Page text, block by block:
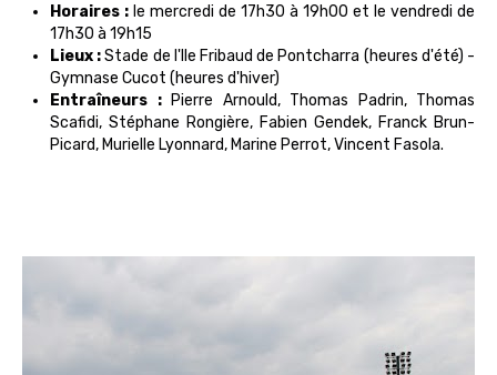
Horaires : le mercredi de 17h30 à 19h00 et le vendredi de
17h30 à 19h15
Lieux :Stade de l'Ile Fribaud de Pontcharra (heures d'été) -
Gymnase Cucot (heures d'hiver)
Entraîneurs :Pierre Arnould, Thomas Padrin, Thomas
Scafidi, Stéphane Rongière, Fabien Gendek, Franck Brun-
Picard, Murielle Lyonnard, Marine Perrot, Vincent Fasola.